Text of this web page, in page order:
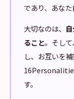
であり、あなた
大切なのは、
ること。そし
し、お互いを
す。